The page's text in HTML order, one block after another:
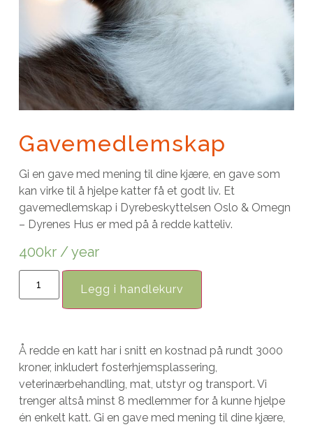
Gavemedlemskap
Gi en gave med mening til dine kjære, en gave som
kan virke til å hjelpe katter få et godt liv. Et
gavemedlemskap i Dyrebeskyttelsen Oslo & Omegn
– Dyrenes Hus er med på å redde katteliv.
400kr / year
Legg i handlekurv
Å redde en katt har i snitt en kostnad på rundt 3000
kroner, inkludert fosterhjemsplassering,
veterinærbehandling, mat, utstyr og transport. Vi
trenger altså minst 8 medlemmer for å kunne hjelpe
én enkelt katt. Gi en gave med mening til dine kjære,